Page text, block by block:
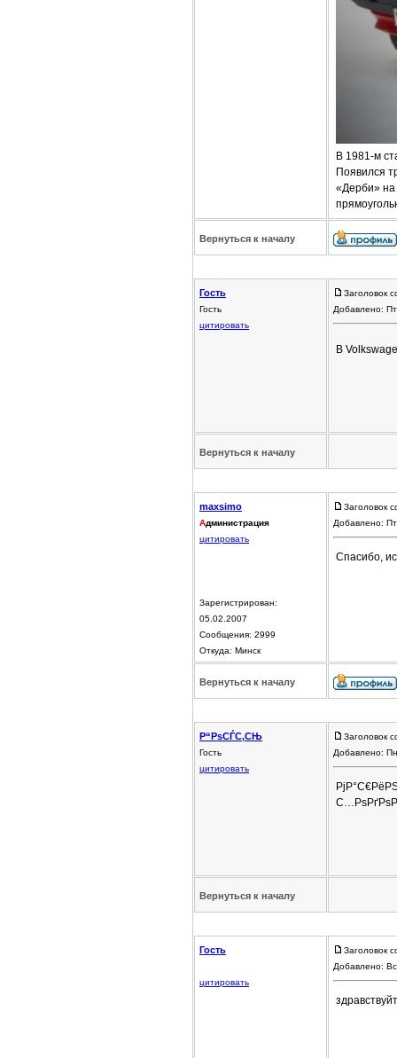
В 1981-м
Появился
«Дерби» на
Вернуться к началу
Гость
Гость
цитировать
Заголовок
Добавлено:
В
Вернуться к началу
maxsimo
Администрация
цитировать
Зарегистрирован:
05.02.2007
Сообщения: 2999
Откуда: Минск
Заголовок
Добавлено:
Спасибо,
Вернуться к началу
Р“РѕСЃС‚СЊ
Гость
цитировать
Заголовок
Добавлено:
Вернуться к началу
Гость
цитировать
Заголовок
Добавлено: